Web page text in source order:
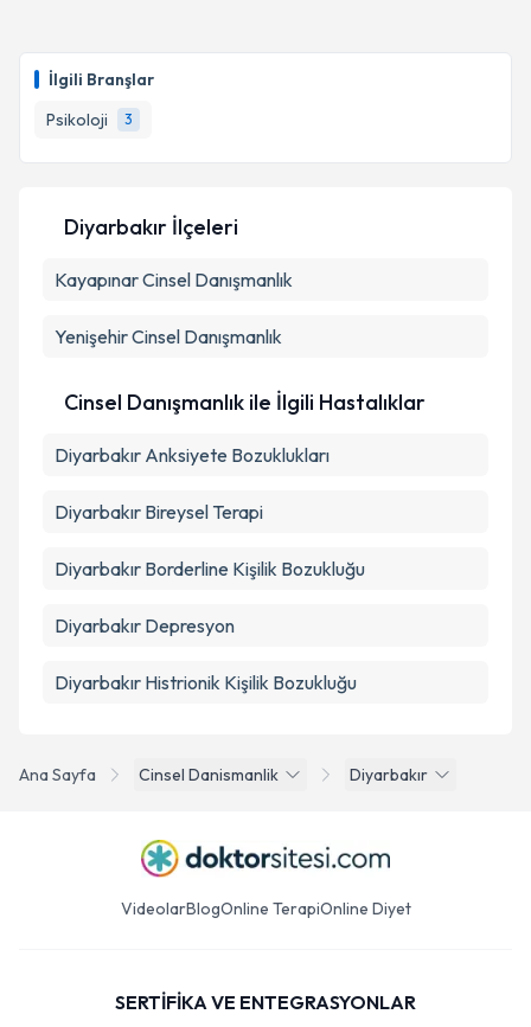
İlgili Branşlar
Psikoloji
3
için bir takvim hazırlandığında e-posta ile
bilgilendireceğiz.
E-posta Adresiniz
Kişisel verilerimin işlenmesine ilişkin
kapsamda işlenmesini kabul ediyorum.
Takvim Talebini Gönder
Ana Sayfa Cinsel Danismanlik Diyarbakır
Diyarbakır İlçeleri
KayapınarCinsel Danışmanlık
YenişehirCinsel Danışmanlık
Cinsel Danışmanlık ile İlgili Hastalıklar
Diyarbakır Anksiyete Bozuklukları
Diyarbakır Bireysel Terapi
Diyarbakır Borderline Kişilik Bozukluğu
Diyarbakır Depresyon
Diyarbakır Histrionik Kişilik Bozukluğu
VideolarBlogOnline TerapiOnline Diyet
SERTİFİKA VE ENTEGRASYONLAR